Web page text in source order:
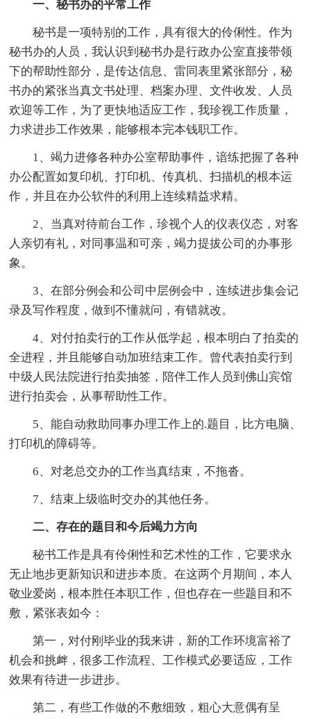
一、秘书办的平常工作
秘书是一项特别的工作，具有很大的伶俐性。作为
秘书办的人员，我认识到秘书办是行政办公室直接带领
下的帮助性部分，是传达信息、雷同表里紧张部分，秘
书办的紧张当真文书处理、档案办理、文件收发、人员
欢迎等工作，为了更快地适应工作，我珍视工作质量，
力求进步工作效果，能够根本完本钱职工作。
1、竭力进修各种办公室帮助事件，谙练把握了各种
办公配置如复印机、打印机、传真机、扫描机的根本运
作，并且在办公软件的利用上连续精益求精。
2、当真对待前台工作，珍视个人的仪表仪态，对客
人亲切有礼，对同事温和可亲，竭力提拔公司的办事形
象。
3、在部分例会和公司中层例会中，连续进步集会记
录及写作程度，做到不懂就问，有错就改。
4、对付拍卖行的工作从低学起，根本明白了拍卖的
全进程，并且能够自动加班结束工作。曾代表拍卖行到
中级人民法院进行拍卖抽签，陪伴工作人员到佛山宾馆
进行拍卖会，从事帮助性工作。
5、能自动救助同事办理工作上的.题目，比方电脑、
打印机的障碍等。
6、对老总交办的工作当真结束，不拖沓。
7、结束上级临时交办的其他任务。
二、存在的题目和今后竭力方向
秘书工作是具有伶俐性和艺术性的工作，它要求永
无止地步更新知识和进步本质。在这两个月期间，本人
敬业爱岗，根本胜任本职工作，但也存在一些题目和不
敷，紧张表如今：
第一，对付刚毕业的我来讲，新的工作环境富裕了
机会和挑衅，很多工作流程、工作模式必要适应，工作
效果有待进一步进步。
第二，有些工作做的不敷细致，粗心大意偶有呈